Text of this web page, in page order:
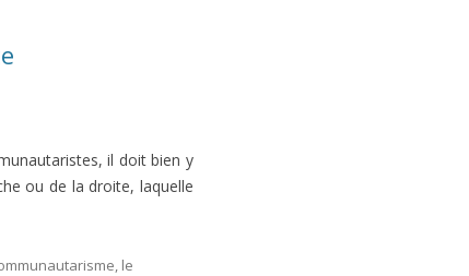
il doit bien y
ou de la droite, laquelle
, le